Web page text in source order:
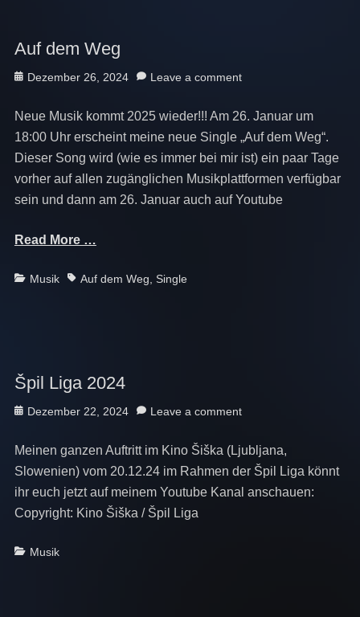
Auf dem Weg
Posted
Dezember 26, 2024 Leave a comment
Neue Musik kommt 2025 wieder!!! Am 26. Januar um
18:00 Uhr erscheint meine neue Single „Auf dem Weg“.
Dieser Song wird (wie es immer bei mir ist) ein paar Tage
vorher auf allen zugänglichen Musikplattformen verfügbar
sein und dann am 26. Januar auch auf Youtube
Read More …
Categories
Musik TagsAuf dem Weg Single
Špil Liga 2024
Posted
Dezember 22, 2024 Leave a comment
Meinen ganzen Auftritt im Kino Šiška (Ljubljana,
Slowenien) vom 20.12.24 im Rahmen der Špil Liga könnt
ihr euch jetzt auf meinem Youtube Kanal anschauen:
Copyright: Kino Šiška / Špil Liga
Categories
Musik